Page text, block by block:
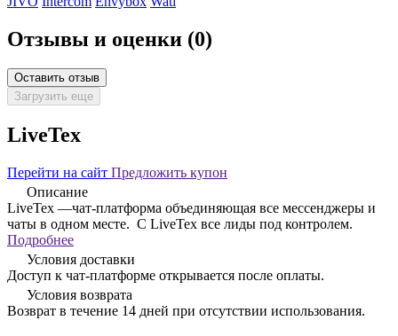
Отзывы и оценки (0)
Оставить отзыв
Загрузить еще
LiveTex
Перейти на сайт Предложить купон
Описание
LiveTex —чат-платформа объединяющая все мессенджеры и
чаты в одном месте. С LiveTex все лиды под контролем.
Подробнее
Условия доставки
Доступ к чат-платформе открывается после оплаты.
Условия возврата
Возврат в течение 14 дней при отсутствии использования.